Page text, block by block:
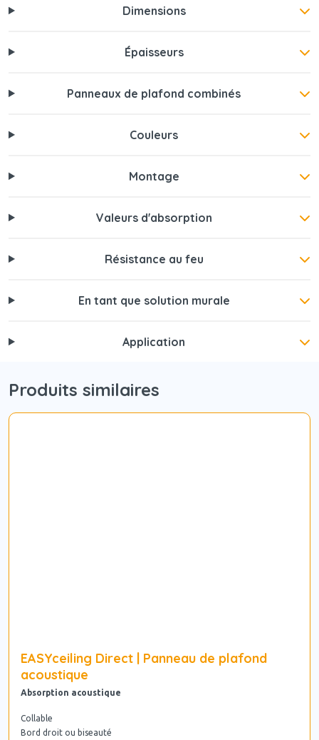
Dimensions
Épaisseurs
Panneaux de plafond combinés
Couleurs
Montage
Valeurs d'absorption
Résistance au feu
En tant que solution murale
Application
Produits similaires
EASYceiling Direct | Panneau de plafond
acoustique
Absorption acoustique
Collable
Bord droit ou biseauté